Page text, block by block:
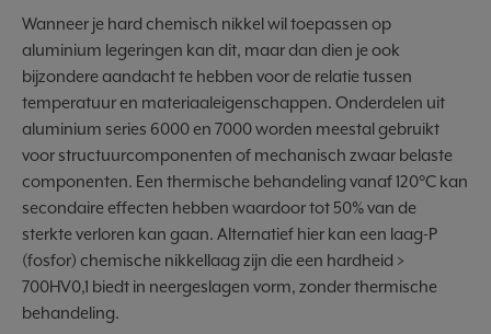
Wanneer je hard chemisch nikkel wil toepassen op
aluminium legeringen kan dit, maar dan dien je ook
bijzondere aandacht te hebben voor de relatie tussen
temperatuur en materiaaleigenschappen. Onderdelen uit
aluminium series 6000 en 7000 worden meestal gebruikt
voor structuurcomponenten of mechanisch zwaar belaste
componenten. Een thermische behandeling vanaf 120°C kan
secondaire effecten hebben waardoor tot 50% van de
sterkte verloren kan gaan. Alternatief hier kan een laag-P
(fosfor) chemische nikkellaag zijn die een hardheid >
700HV0,1 biedt in neergeslagen vorm, zonder thermische
behandeling.